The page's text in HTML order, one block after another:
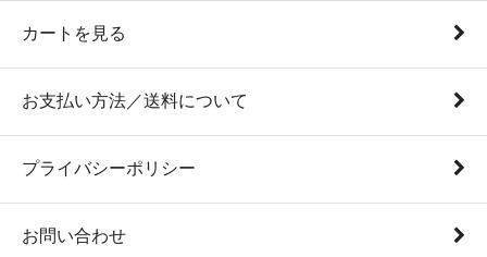
カートを見る
お支払い方法／送料について
プライバシーポリシー
お問い合わせ